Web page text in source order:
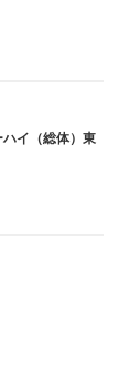
イ（総体）東